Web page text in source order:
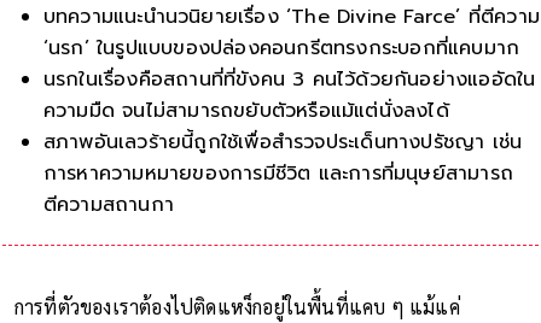
บทความแนะนำนวนิยายเรื่อง ‘The Divine Farce’ ที่ตีความ
‘นรก’ ในรูปแบบของปล่องคอนกรีตทรงกระบอกที่แคบมาก
นรกในเรื่องคือสถานที่ที่ขังคน 3 คนไว้ด้วยกันอย่างแออัดใน
ความมืด จนไม่สามารถขยับตัวหรือแม้แต่นั่งลงได้
สภาพอันเลวร้ายนี้ถูกใช้เพื่อสำรวจประเด็นทางปรัชญา เช่น
การหาความหมายของการมีชีวิต และการที่มนุษย์สามารถ
ตีความสถานการณ์ให้เป็นได้ทั้งนรกและสวรรค์